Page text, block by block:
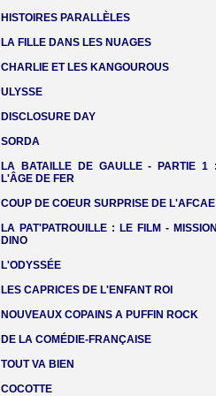
HISTOIRES PARALLÈLES
LA FILLE DANS LES NUAGES
CHARLIE ET LES KANGOUROUS
ULYSSE
DISCLOSURE DAY
SORDA
LA BATAILLE DE GAULLE - PARTIE 1
L'ÂGE DE FER
COUP DE COEUR SURPRISE DE L'AFCAE
LA PAT'PATROUILLE : LE FILM -
DINO
L'ODYSSÉE
LES CAPRICES DE L'ENFANT ROI
NOUVEAUX COPAINS A PUFFIN ROCK
DE LA COMÉDIE-FRANÇAISE
TOUT VA BIEN
COCOTTE